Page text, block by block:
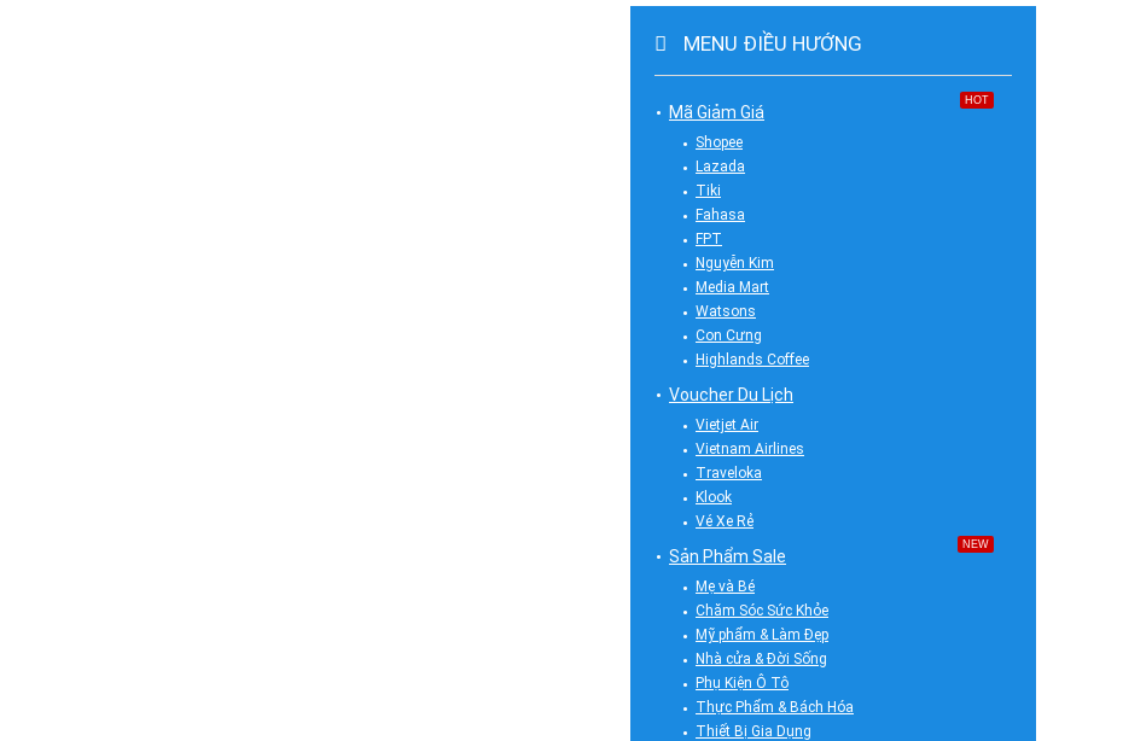
MENU ĐIỀU HƯỚNG
Mã Giảm Giá
HOT
Shopee
Lazada
Tiki
Fahasa
FPT
Nguyễn Kim
Media Mart
Watsons
Con Cưng
Highlands Coffee
Voucher Du Lịch
Vietjet Air
Vietnam Airlines
Traveloka
Klook
Vé Xe Rẻ
Sản Phẩm Sale
NEW
Mẹ và Bé
Chăm Sóc Sức Khỏe
Mỹ phẩm & Làm Đẹp
Nhà cửa & Đời Sống
Phụ Kiện Ô Tô
Thực Phẩm & Bách Hóa
Thiết Bị Gia Dụng